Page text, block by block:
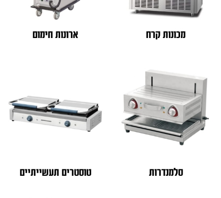
מכונות קרח ארונות חימום
סלמנדרות טוסטרים תעשייתיים